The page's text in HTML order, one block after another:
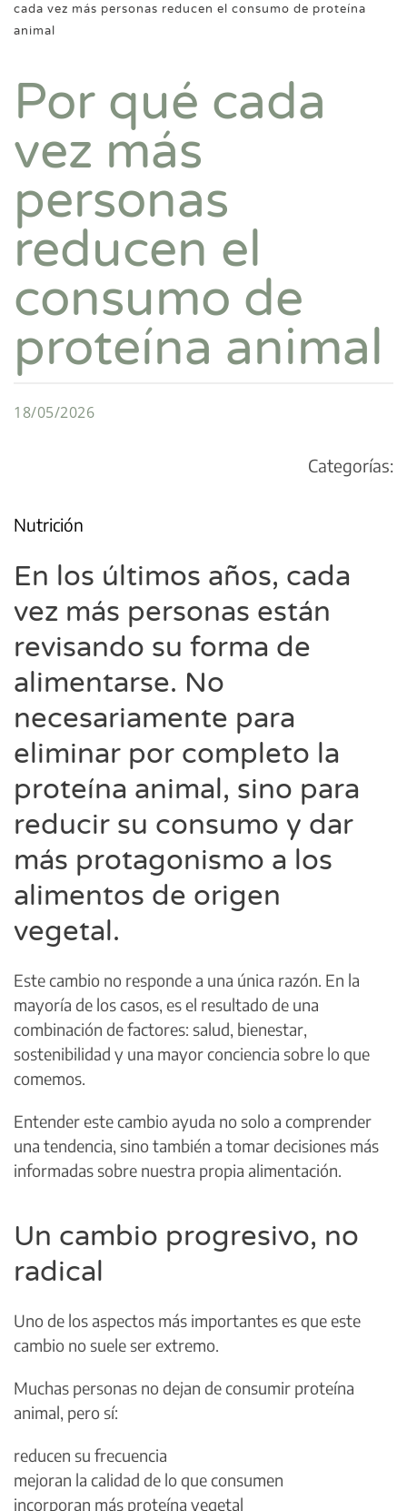
cada vez más personas reducen el consumo de proteína
animal
Por qué cada
vez más
personas
reducen el
consumo de
proteína animal
18/05/2026
Categorías:
Nutrición
En los últimos años, cada
vez más personas están
revisando su forma de
alimentarse. No
necesariamente para
eliminar por completo la
proteína animal, sino para
reducir su consumo y dar
más protagonismo a los
alimentos de origen
vegetal.
Este cambio no responde a una única razón. En la
mayoría de los casos, es el resultado de una
combinación de factores: salud, bienestar,
sostenibilidad y una mayor conciencia sobre lo que
comemos.
Entender este cambio ayuda no solo a comprender
una tendencia, sino también a tomar decisiones más
informadas sobre nuestra propia alimentación.
Un cambio progresivo, no
radical
Uno de los aspectos más importantes es que este
cambio no suele ser extremo.
Muchas personas no dejan de consumir proteína
animal, pero sí:
reducen su frecuencia
mejoran la calidad de lo que consumen
incorporan más proteína vegetal